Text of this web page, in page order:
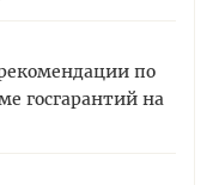
по
госгарантий на